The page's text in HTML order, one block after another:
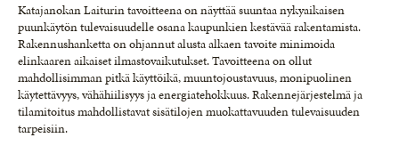
Katajanokan Laiturin tavoitteena on näyttää suuntaa nykyaikaisen
puunkäytön tulevaisuudelle osana kaupunkien kestävää rakentamista.
Rakennushanketta on ohjannut alusta alkaen tavoite minimoida
elinkaaren aikaiset ilmastovaikutukset. Tavoitteena on ollut
mahdollisimman pitkä käyttöikä, muuntojoustavuus, monipuolinen
käytettävyys, vähähiilisyys ja energiatehokkuus. Rakennejärjestelmä ja
tilamitoitus mahdollistavat sisätilojen muokattavuuden tulevaisuuden
tarpeisiin.